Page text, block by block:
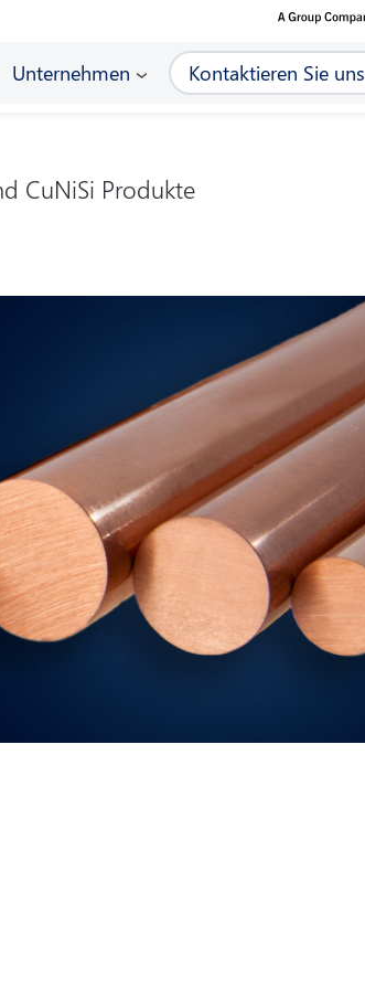
Unternehmen Kontaktieren Sie uns
CuNiSi Produkte